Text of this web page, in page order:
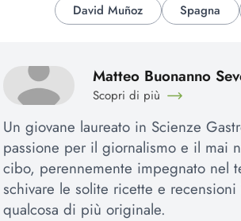
David Muñoz
Spagna
Matteo Buonanno
Scopri di più
Un giovane laureato in Scienze
passione per il giornalismo e il mai
cibo, perennemente impegnato nel
schivare le solite ricette e
qualcosa di più originale.